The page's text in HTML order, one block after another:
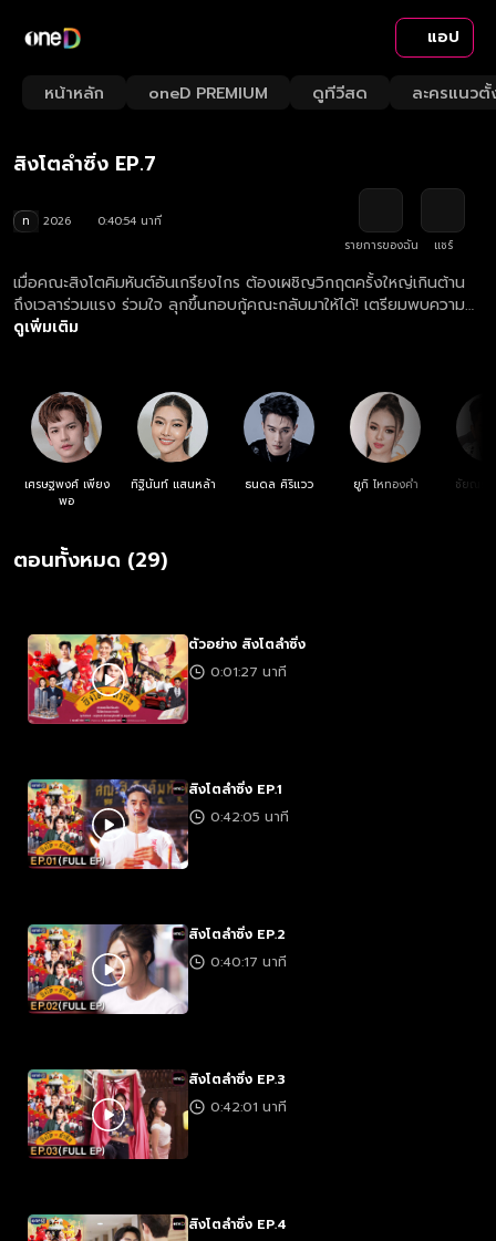
แอป
หน้าหลัก oneD PREMIUM ดูทีวีสด ละครแนวตั้
Video
Loaded:
0.24%
1x
Rate
สิงโตลำซิ่ง EP.7
ท 2026
0:40:54 นาที
รายการของฉัน
แชร์
เมื่อคณะสิงโตคิมหันต์อันเกรียงไกร ต้องเผชิญวิกฤตครั้งใหญ่เกินต้าน
ถึงเวลาร่วมแรง ร่วมใจ ลุกขึ้นกอบกู้คณะกลับมาให้ได้! เตรียมพบความ
ม่วนมันสไตล์ใหม่ ที่จะพาทุกคนซิ่งหน้าม้ากระจายไปพร้อมกัน
ดูเพิ่มเติม
เศรษฐพงศ์ เพียง
พอ
ทิฐินันท์ แสนหล้า ธนดล ศิริแวว ยูกิ ไหทองคำ ชัยณรง
ตอนทั้งหมด (29)
ตัวอย่าง สิงโตลำซิ่ง
0:01:27 นาที
สิงโตลำซิ่ง EP.1
0:42:05 นาที
สิงโตลำซิ่ง EP.2
0:40:17 นาที
สิงโตลำซิ่ง EP.3
0:42:01 นาที
สิงโตลำซิ่ง EP.4